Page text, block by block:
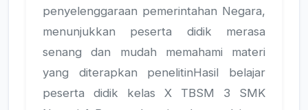
penyelenggaraan pemerintahan Negara,
menunjukkan peserta didik merasa
senang dan mudah memahami materi
yang diterapkan penelitinHasil belajar
peserta didik kelas X TBSM 3 SMK